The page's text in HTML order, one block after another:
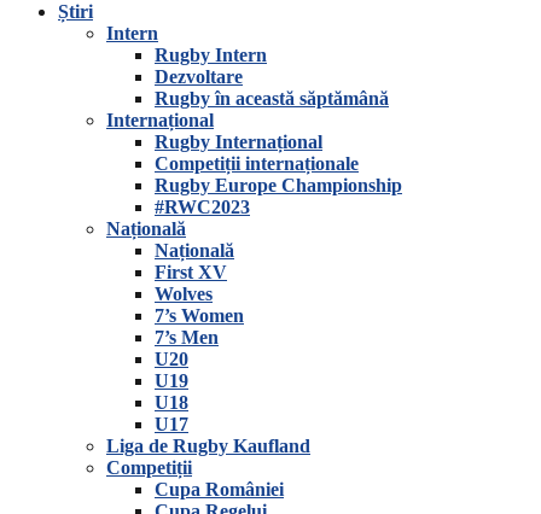
Știri
Intern
Rugby Intern
Dezvoltare
Rugby în această săptămână
Internațional
Rugby Internațional
Competiții internaționale
Rugby Europe Championship
#RWC2023
Națională
Națională
First XV
Wolves
7’s Women
7’s Men
U20
U19
U18
U17
Liga de Rugby Kaufland
Competiții
Cupa României